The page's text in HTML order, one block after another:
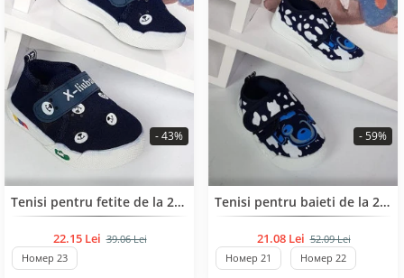
BESTSELLERTenisi pentru fetite de la 21 pana la 25 de numar
22.15 Lei 39.06 Lei
- 43%
Номер 23
BESTSELLERTenisi pentru baieti de la 21 pana la 25 de număr
21.08 Lei 52.09 Lei
- 59%
Номер 21 Номер 22